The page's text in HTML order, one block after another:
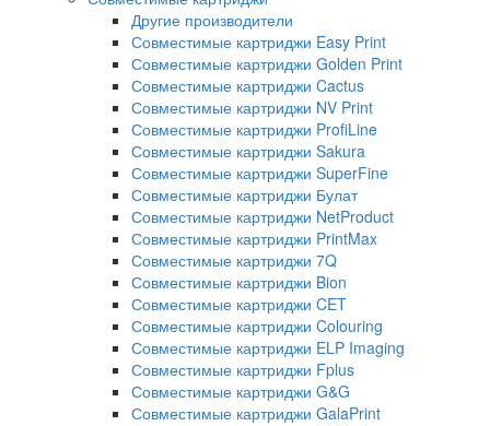
Другие производители
Совместимые картриджи Easy Print
Совместимые картриджи Golden Print
Совместимые картриджи Cactus
Совместимые картриджи NV Print
Совместимые картриджи ProfiLine
Совместимые картриджи Sakura
Совместимые картриджи SuperFine
Совместимые картриджи Булат
Совместимые картриджи NetProduct
Совместимые картриджи PrintMax
Совместимые картриджи 7Q
Совместимые картриджи Bion
Совместимые картриджи CET
Совместимые картриджи Colouring
Совместимые картриджи ELP Imaging
Совместимые картриджи Fplus
Совместимые картриджи G&G
Совместимые картриджи GalaPrint